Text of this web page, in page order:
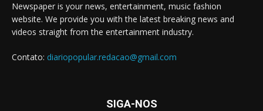
Newspaper is your news, entertainment, music fashion
website. We provide you with the latest breaking news and
videos straight from the entertainment industry.
Contato: diariopopular.redacao@gmail.com
SIGA-NOS